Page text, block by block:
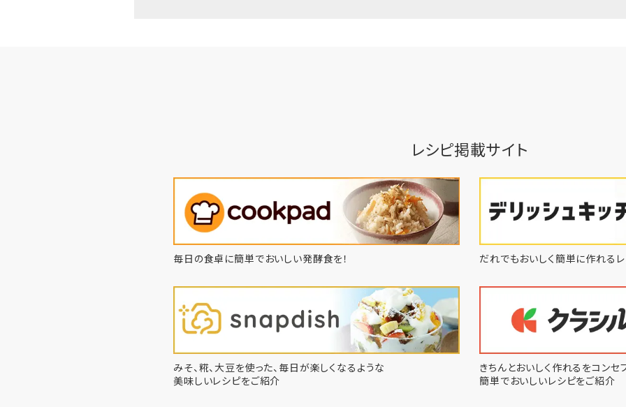
レシピ掲載サイト
毎日の食卓に簡単でおいしい発酵食を！ だれでもおいしく簡単に作れる
みそ、糀、大豆を使った、毎日が楽しくなるような
美味しいレシピをご紹介
きちんとおいしく作れるをコンセ
簡単でおいしいレシピをご紹介